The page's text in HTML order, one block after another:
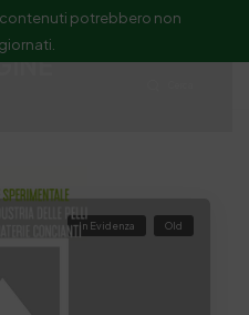
potrebbero non
In Evidenza Old